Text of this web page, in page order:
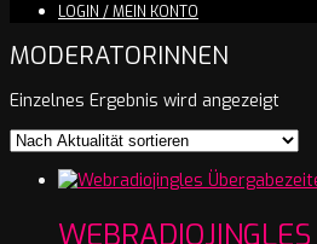
LOGIN / MEIN KONTO
MODERATORINNEN
Einzelnes Ergebnis wird angezeigt
WEBRADIOJINGLES